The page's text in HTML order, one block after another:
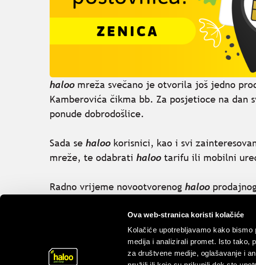
Ova web-stranica koristi kolačiće
Kolačiće upotrebljavamo kako
medija i analizirali promet. Isto tako,
za društvene medije, oglašavanje i
haloo mreža svečano je otvorila još jedno
Kamberovića čikma bb. Za posjetioce na
ponude dobrodošlice.
Sada se haloo korisnici, kao i svi
mreže, te odabrati haloo tarifu ili mobilni
Radno vrijeme novootvorenog haloo